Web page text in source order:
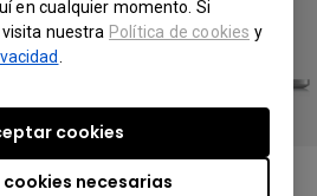
en cualquier momento. Si
nuestra Política de cookies y
cookies necesarias
cookies